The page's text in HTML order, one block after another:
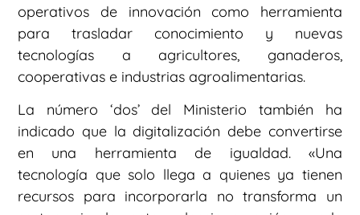
operativos de innovación como herramienta
para trasladar conocimiento y nuevas
tecnologías a agricultores, ganaderos,
cooperativas e industrias agroalimentarias.
La número ‘dos’ del Ministerio también ha
indicado que la digitalización debe convertirse
en una herramienta de igualdad. «Una
tecnología que solo llega a quienes ya tienen
recursos para incorporarla no transforma un